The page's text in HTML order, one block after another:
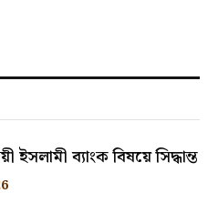
ব্যাংক বিষয়ে সিদ্ধান্ত